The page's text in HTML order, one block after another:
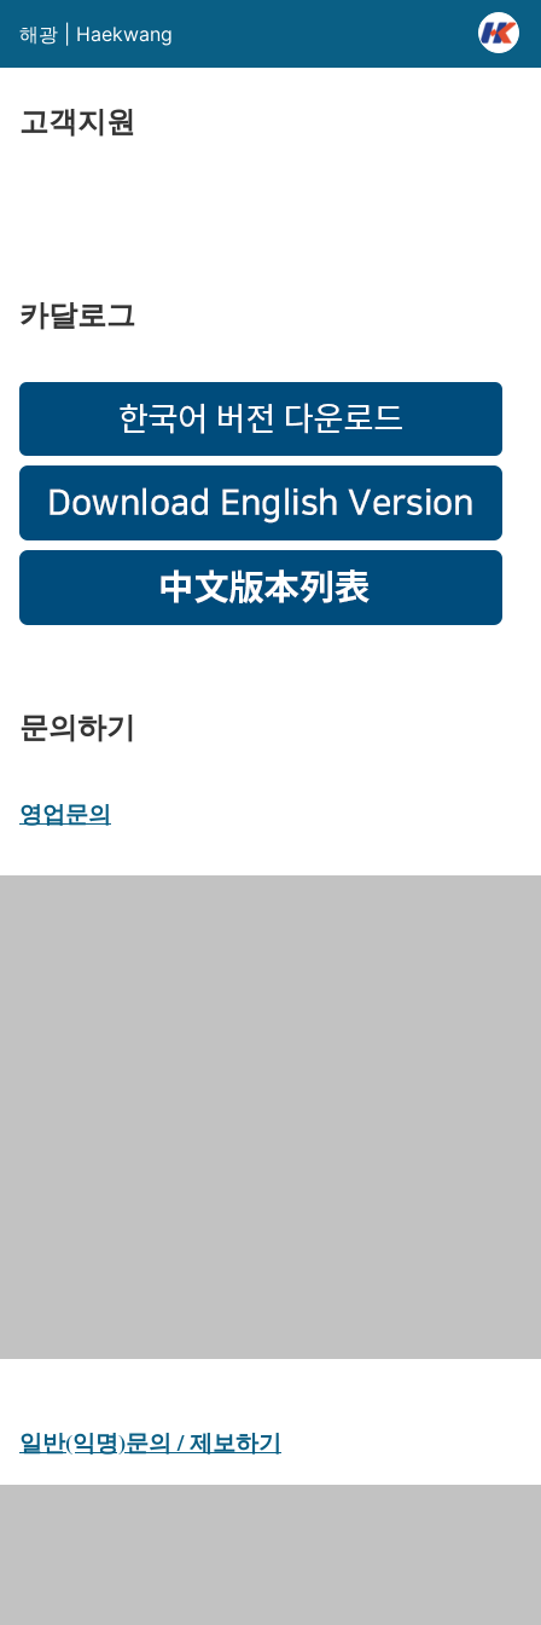
해광 | Haekwang
고객지원
카달로그
문의하기
영업문의
일반(익명)문의 / 제보하기